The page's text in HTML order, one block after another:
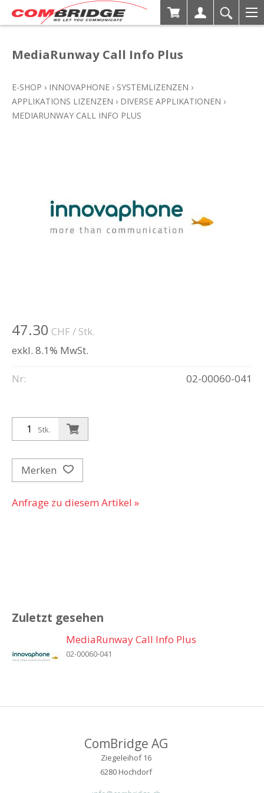
MediaRunway Call Info Plus
E-SHOP › INNOVAPHONE › SYSTEMLIZENZEN ›
APPLIKATIONS LIZENZEN › DIVERSE APPLIKATIONEN ›
MEDIARUNWAY CALL INFO PLUS
47.30 CHF/ Stk.
exkl. 8.1% MwSt.
Nr: 02-00060-041
Stk.
Merken
Anfrage zu diesem Artikel »
Zuletzt gesehen
MediaRunway Call Info Plus
02-00060-041
ComBridge AG
Ziegeleihof 16
6280 Hochdorf